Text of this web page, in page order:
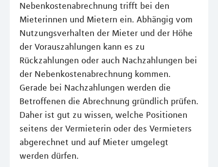
Nebenkostenabrechnung trifft bei den
Mieterinnen und Mietern ein. Abhängig vom
Nutzungsverhalten der Mieter und der Höhe
der Vorauszahlungen kann es zu
Rückzahlungen oder auch Nachzahlungen bei
der Nebenkostenabrechnung kommen.
Gerade bei Nachzahlungen werden die
Betroffenen die Abrechnung gründlich prüfen.
Daher ist gut zu wissen, welche Positionen
seitens der Vermieterin oder des Vermieters
abgerechnet und auf Mieter umgelegt
werden dürfen.